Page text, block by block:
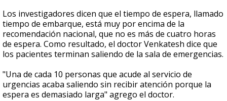
Los investigadores dicen que el tiempo de espera, llamado
tiempo de embarque, está muy por encima de la
recomendación nacional, que no es más de cuatro horas
de espera. Como resultado, el doctor Venkatesh dice que
los pacientes terminan saliendo de la sala de emergencias.
"Una de cada 10 personas que acude al servicio de
urgencias acaba saliendo sin recibir atención porque la
espera es demasiado larga" agrego el doctor.